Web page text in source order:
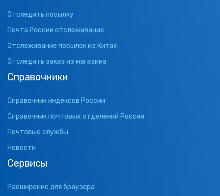
Отследить посылку
Почта России отслеживание
Отслеживание посылок из Китая
Отследить заказ из магазина
Справочники
Справочник индексов России
Справочник почтовых отделений России
Почтовые службы
Новости
Сервисы
Расширение для браузера